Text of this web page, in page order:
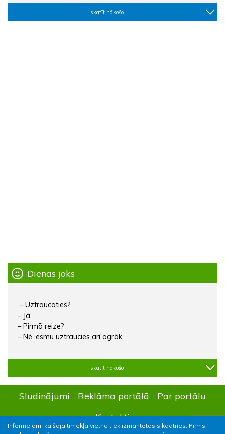
Informējam, ka šajā tīmekļa vietnē tiek izmantotas sīkdatnes. Pirms
skatīt nākošo
Dienas joks
– Uztraucaties?
– Jā.
– Pirmā reize?
– Nē, esmu uztraucies arī agrāk.
skatīt nākošo
Sludinājumi Reklāma portālā
Par portālu
Kontakti